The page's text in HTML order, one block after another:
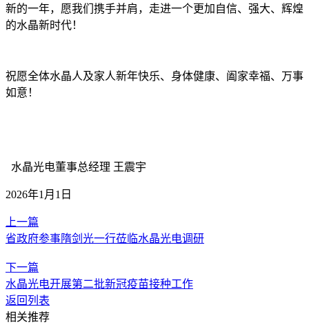
新的一年，愿我们携手并肩，走进一个更加自信、强大、辉煌
的水晶新时代！
祝愿全体水晶人及家人新年快乐、身体健康、阖家幸福、万事
如意！
水晶光电董事总经理 王震宇
2026年1月1日
上一篇
省政府参事隋剑光一行莅临水晶光电调研
下一篇
水晶光电开展第二批新冠疫苗接种工作
返回列表
相关推荐